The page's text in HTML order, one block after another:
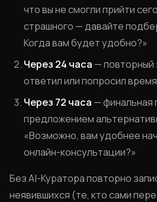
что вы не смогли прийти
страшного — давайте
Когда вам будет удобно?»
Через 24 часа — повторный
ответил или попросил
Через 72 часа — финальная
предложением
«Возможно, вам удобнее
онлайн-консультации?»
Без AI-Куратора повторно
неявившихся (те, кто сами